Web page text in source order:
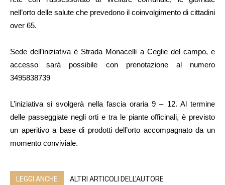
nell’orto delle salute che prevedono il coinvolgimento di cittadini
over 65.
Sede dell’iniziativa è Strada Monacelli a Ceglie del campo, e
accesso sarà possibile con prenotazione al numero
3495838739
L’iniziativa si svolgerà nella fascia oraria 9 – 12. Al termine
delle passeggiate negli orti e tra le piante officinali, è previsto
un aperitivo a base di prodotti dell’orto accompagnato da un
momento conviviale.
LEGGI ANCHE ALTRI ARTICOLI DELL'AUTORE